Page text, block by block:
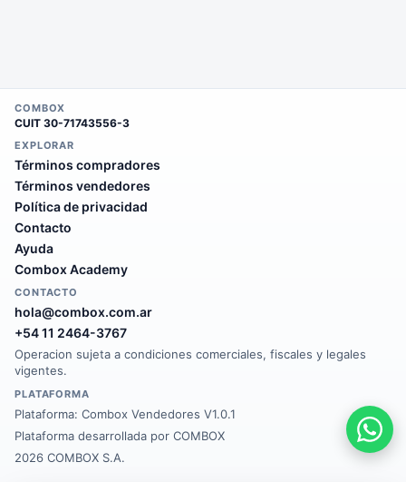
COMBOX
CUIT 30-71743556-3
EXPLORAR
Términos compradores
Términos vendedores
Política de privacidad
Contacto
Ayuda
Combox Academy
CONTACTO
hola@combox.com.ar
+54 11 2464-3767
Operacion sujeta a condiciones comerciales, fiscales y legales
vigentes.
PLATAFORMA
Plataforma: Combox Vendedores V1.0.1
Plataforma desarrollada por COMBOX
2026 COMBOX S.A.